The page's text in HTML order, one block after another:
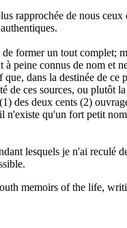
rapprochée de nous
former un tout complet;
peine connus de nom
dans la destinée de
ces sources, ou plutôt
des deux cents (2)
n'existe qu'un fort petit
lesquels je n'ai reculé
memoirs of the life,